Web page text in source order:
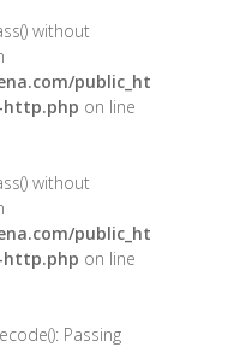
without
public_ht
http.php on line
without
public_ht
http.php on line
Passing